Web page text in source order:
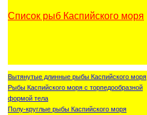
Список рыб Каспийского моря
Вытянутые длинные рыбы Каспийского моря
Рыбы Каспийского моря с торпедообразной
формой тела
Полу-круглые рыбы Каспийского моря